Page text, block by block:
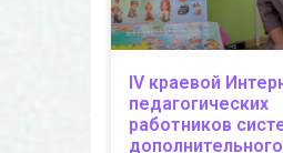
IV краевой
педагогических
работников
дополнительного